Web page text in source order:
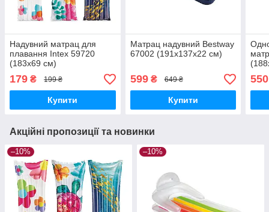
Надувний матрац для
плавання Intex 59720
(183х69 см)
179 ₴ 199 ₴
Купити
Матрац надувний Bestway
67002 (191х137х22 см)
599₴ 649 ₴
Купити
550
Акційні пропозиції та новинки
–10% –10%